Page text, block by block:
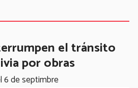
el tránsito
por obras
6 de septimbre